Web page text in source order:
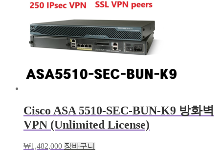
Cisco ASA 5510-SEC-BUN-K9 방화벽
VPN (Unlimited License)
₩1,482,000 장바구니